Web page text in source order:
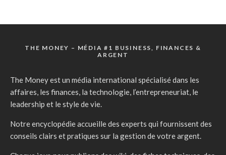
THE MONEY – MÉDIA #1 BUSINESS, FINANCES &
ARGENT
The Money est un média international spécialisé dans les
affaires, les finances, la technologie, l’entrepreneuriat, le
leadership et le style de vie.
Notre encyclopédie accueille des experts qui fournissent des
conseils clairs et pratiques sur la gestion de votre argent.